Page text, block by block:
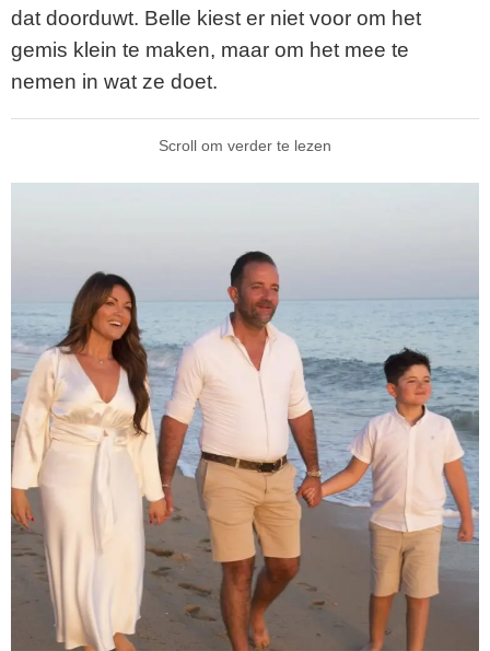
dat doorduwt. Belle kiest er niet voor om het
gemis klein te maken, maar om het mee te
nemen in wat ze doet.
Scroll om verder te lezen